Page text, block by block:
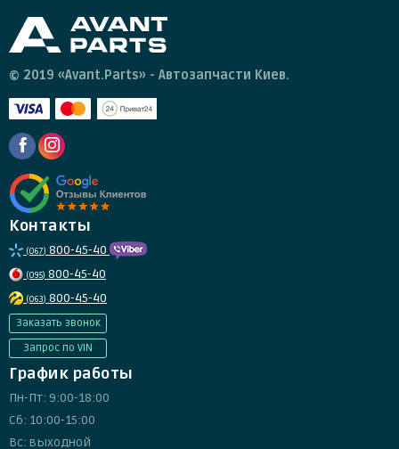
© 2019 «Avant.Parts» - Автозапчасти Киев.
Контакты
(067) 800-45-40
(095) 800-45-40
(063) 800-45-40
Заказать звонок
Запрос по VIN
График работы
Пн-Пт: 9:00-18:00
Сб: 10:00-15:00
Вс: выходной